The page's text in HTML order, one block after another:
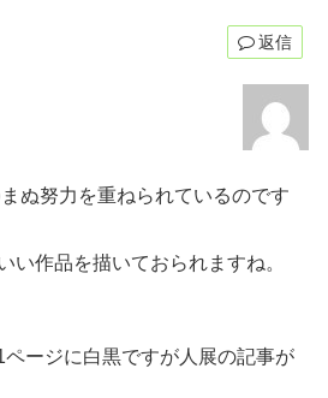
返信
ぬ努力を重ねられているのです
い作品を描いておられますね。
ージに白黒ですが人展の記事が